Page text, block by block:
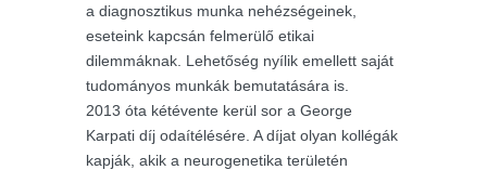
a diagnosztikus munka nehézségeinek,
eseteink kapcsán felmerülő etikai
dilemmáknak. Lehetőség nyílik emellett saját
tudományos munkák bemutatására is.
2013 óta kétévente kerül sor a George
Karpati díj odaítélésére. A díjat olyan kollégák
kapják, akik a neurogenetika területén